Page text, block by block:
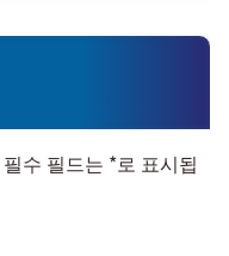
필수 필드는 *로 표시됩